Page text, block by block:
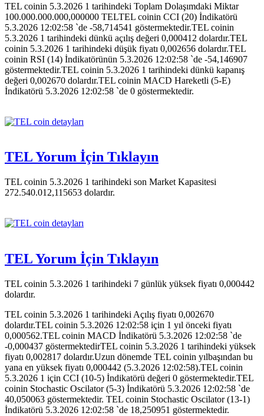
TEL coinin 5.3.2026 1 tarihindeki Toplam Dolaşımdaki Miktar
100.000.000.000,000000 TELTEL coinin CCI (20) İndikatörü
5.3.2026 12:02:58 `de -58,714541 göstermektedir.TEL coinin
5.3.2026 1 tarihindeki dünkü açılış değeri 0,000412 dolardır.TEL
coinin 5.3.2026 1 tarihindeki düşük fiyatı 0,002656 dolardır.TEL
coinin RSI (14) İndikatörünün 5.3.2026 12:02:58 `de -54,146907
göstermektedir.TEL coinin 5.3.2026 1 tarihindeki dünkü kapanış
değeri 0,002670 dolardır.TEL coinin MACD Hareketli (5-E)
İndikatörü 5.3.2026 12:02:58 `de 0 göstermektedir.
TEL Yorum İçin Tıklayın
TEL coinin 5.3.2026 1 tarihindeki son Market Kapasitesi
272.540.012,115653 dolardır.
TEL Yorum İçin Tıklayın
TEL coinin 5.3.2026 1 tarihindeki 7 günlük yüksek fiyatı 0,000442
dolardır.
TEL coinin 5.3.2026 1 tarihindeki Açılış fiyatı 0,002670
dolardır.TEL coinin 5.3.2026 12:02:58 için 1 yıl önceki fiyatı
0,000562.TEL coinin MACD İndikatörü 5.3.2026 12:02:58 `de
-0,000437 göstermektedirTEL coinin 5.3.2026 1 tarihindeki yüksek
fiyatı 0,002817 dolardır.Uzun dönemde TEL coinin yılbaşından bu
yana en yüksek fiyatı 0,000442 (5.3.2026 12:02:58).TEL coinin
5.3.2026 1 için CCI (10-5) İndikatörü değeri 0 göstermektedir.TEL
coinin Stochastic Oscilator (5-3) İndikatörü 5.3.2026 12:02:58 `de
40,050063 göstermektedir. TEL coinin Stochastic Oscilator (13-1)
İndikatörü 5.3.2026 12:02:58 `de 18,250951 göstermektedir.